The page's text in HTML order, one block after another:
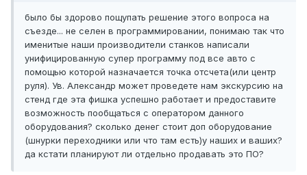
было бы здорово пощупать решение этого вопроса на
съезде... не селен в программировании, понимаю так что
именитые наши производители станков написали
унифицированную супер программу под все авто с
помощью которой назначается точка отсчета(или центр
руля). Ув. Александр может проведете нам экскурсию на
стенд где эта фишка успешно работает и предоставите
возможность пообщаться с оператором данного
оборудования? сколько денег стоит доп оборудование
(шнурки переходники или что там есть)у наших и ваших?
да кстати планируют ли отдельно продавать это ПО?